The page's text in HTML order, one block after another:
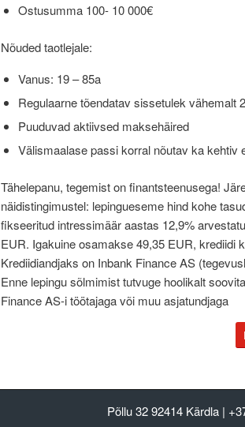
Ostusumma 100- 10 000€
Nõuded taotlejale:
Vanus: 19 – 85a
Regulaarne tõendatav sissetulek vähemalt
Puuduvad aktiivsed maksehäired
Välismaalase passi korral nõutav ka kehtiv
Tähelepanu, tegemist on finantsteenusega!
näidistingimustel: lepingueseme hind kohe
fikseeritud intressimäär aastas 12,9%
EUR. Igakuine osamakse 49,35 EUR, krediidi
Krediidiandjaks on Inbank Finance AS
Enne lepingu sõlmimist tutvuge hoolikalt
Finance AS-i töötajaga või muu asjatundjaga
Põllu 32 92414 Kärdla |